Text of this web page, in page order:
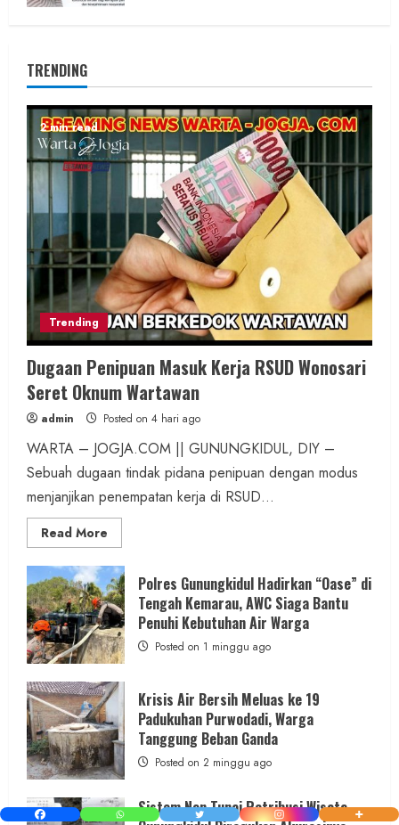
TRENDING
2 min read
Trending
Dugaan Penipuan Masuk Kerja RSUD Wonosari
Seret Oknum Wartawan
admin Posted on 4 hari ago
WARTA – JOGJA.COM || GUNUNGKIDUL, DIY –
Sebuah dugaan tindak pidana penipuan dengan modus
menjanjikan penempatan kerja di RSUD...
Read More
more
Dugaan
Penipuan
Masuk
Kerja
RSUD
Wonosari
Seret
Oknum
Wartawan
Polres Gunungkidul Hadirkan “Oase” di
Tengah Kemarau, AWC Siaga Bantu
Penuhi Kebutuhan Air Warga
Posted on 1 minggu ago
Krisis Air Bersih Meluas ke 19
Padukuhan Purwodadi, Warga
Tanggung Beban Ganda
Posted on 2 minggu ago
Sistem Non Tunai Retribusi Wisata